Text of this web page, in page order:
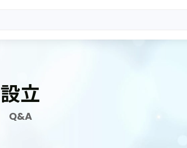
設立
Q&A